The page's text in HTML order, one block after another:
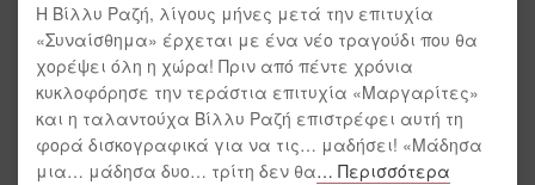
Η Βίλλυ Ραζή, λίγους μήνες μετά την επιτυχία
«Συναίσθημα» έρχεται με ένα νέο τραγούδι που θα
χορέψει όλη η χώρα! Πριν από πέντε χρόνια
κυκλοφόρησε την τεράστια επιτυχία «Μαργαρίτες»
και η ταλαντούχα Βίλλυ Ραζή επιστρέφει αυτή τη
φορά δισκογραφικά για να τις… μαδήσει! «Μάδησα
μια… μάδησα δυο… τρίτη δεν θα… Περισσότερα